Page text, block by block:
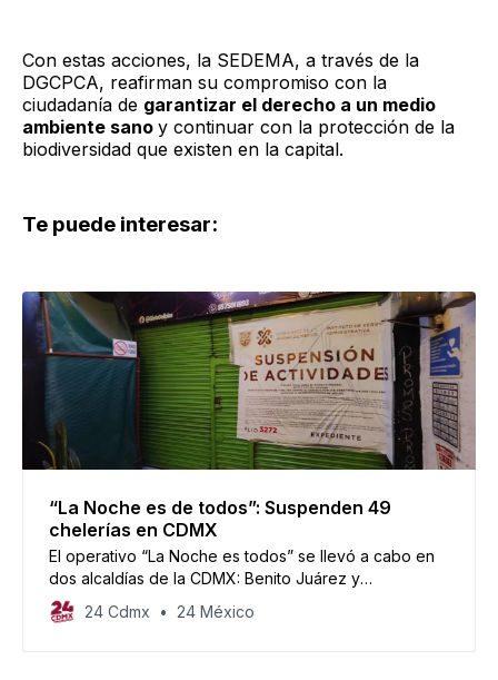
Con estas acciones, la SEDEMA, a través de la
DGCPCA, reafirman su compromiso con la
ciudadanía de garantizar el derecho a un medio
ambiente sano y continuar con la protección de la
biodiversidad que existen en la capital.
Te puede interesar:
“La Noche es de todos”: Suspenden 49
chelerías en CDMX
El operativo “La Noche es todos” se llevó a cabo en
dos alcaldías de la CDMX: Benito Juárez y
Cuauhtémoc, cerrando en total 49 chelerías que
operaban con irregularidades.
24 Cdmx 24 México